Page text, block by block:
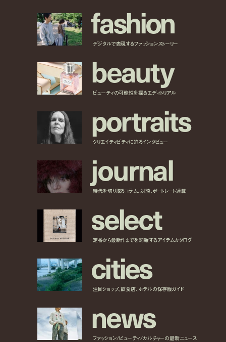
fashion
デジタルで表現するファッションストーリー
beauty
ビューティの可能性を探るエディトリアル
portraits
クリエイティビティに迫るインタビュー
journal
時代を切り取るコラム、対談、ポートレート連載
select
定番から最新作までを網羅するアイテムカタログ
cities
注目ショップ、飲食店、ホテルの保存版ガイド
news
ファッション/ビューティ/カルチャーの最新ニュース